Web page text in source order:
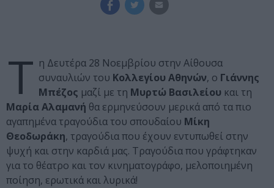
Τ η Δευτέρα 28 Νοεμβρίου στην Αίθουσα
συναυλιών του Κολλεγίου Αθηνών, ο Γιάννης
Μπέζος μαζί με τη Μυρτώ Βασιλείου και τη
Μαρία Αλαμανή θα ερμηνεύσουν μερικά από τα πιο
αγαπημένα τραγούδια του σπουδαίου Μίκη
Θεοδωράκη, τραγούδια που έχουν εντυπωθεί στην
ψυχή και στην καρδιά μας. Τραγούδια που γράφτηκαν
για το θέατρο και τον κινηματογράφο, μελοποιημένη
ποίηση, ερωτικά και λυρικά!